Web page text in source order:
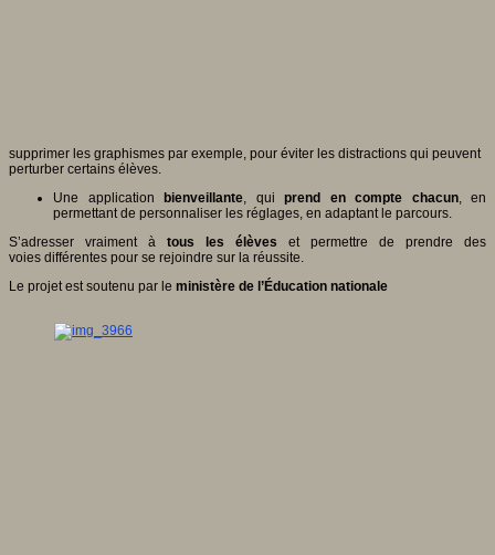
supprimer les graphismes par exemple, pour éviter les distractions qui peuvent
perturber certains élèves.
Une application bienveillante, qui prend en compte chacun, en
permettant de personnaliser les réglages, en adaptant le parcours.
S’adresser vraiment à tous les élèves et permettre de prendre des
voies différentes pour se rejoindre sur la réussite.
Le projet est soutenu par le ministère de l’Éducation nationale